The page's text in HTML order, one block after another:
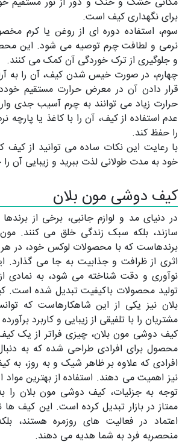
برای نگهداری کیف است.
سوم، استفاده دوره ‌ای از روغن یا کرم
نرمی و لطافت چرم توصیه می‌ شود. این
و جلوگیری از ترک خوردگی آن کمک می‌ کنند.
چهارم، در صورت خیس شدن کیف، آن را به
قرار دادن آن در معرض حرارت مستقیم
حرارت زیاد می ‌توانند به چرم آسیب جدی
عدم استفاده از کیف، آن را با کاغذ یا پارچه
را حفظ کند.
با رعایت این نکات ساده می ‌توانید از کیف
خود به مدت طولانی لذت ببرید و زیبایی آن
کیف دوشی مون بلان
در دنیای مد و لوازم جانبی، برخی از
سازند، بلکه سبک زندگی خلق می کنند.
برندهاست که با محصولات لوکس خود، در
اثری از ظرافت و جذابیت به جا می گذارد.
نوآوری و دقت شناخته می شود، به نمادی
تولید محصولات باکیفیت تبدیل شده
بلان نیز یکی از این شاهکارهاست که
مشتریان را با تلفیقی از زیبایی و کاربرد
کیف دوشی مون بلان، چیزی فراتر از یک
محصول برای افرادی طراحی شده که به
افرادی که علاوه بر ظاهر شیک و به روز، به
نیز اهمیت می دهند. استفاده از بهترین مواد
توجه به جزئیات، کیف دوشی مون بلان را
ممتاز در بازار تبدیل کرده است. این کیف ها
اعتماد در فعالیت های روزمره هستند،
منحصربه فرد به شما هدیه می دهند.